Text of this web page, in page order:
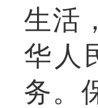
生活
华人
务。